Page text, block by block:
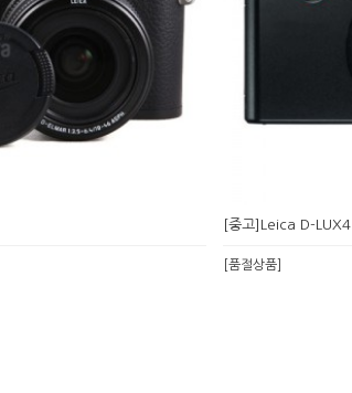
[중고]Leica D-LUX4
[품절상품]